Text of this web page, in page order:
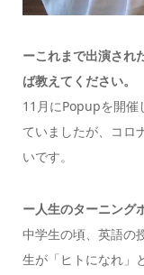
ーこれまで出演され
ば教えてください。
11月にPopupを開催
ていましたが、コロ
いです。
ー人生のターニング
中学生の頃、英語の
生が「ヒトになれ」